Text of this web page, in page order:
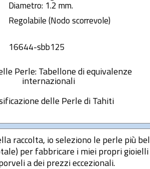
Diametro: 1.2 mm.
Regolabile (Nodo scorrevole)
16644-sbb125
Perle: Tabellone di equivalenze
internazionali
delle Perle di Tahiti
raccolta, io seleziono le perle più
per fabbricare i miei propri gioielli
a dei prezzi eccezionali.